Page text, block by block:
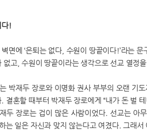
다!
면에 ‘은퇴는 없다, 수원이 땅끝이다!’라는
없고, 수원이 땅끝이라는 생각으로 선교 열정
박재두 장로와 이명화 권사 부부의 오랜 기
결혼할 때부터 박재두 장로에게 “내가 돈 벌
두 장로는 겁이 많은 사람이었다. 선교는 아
는 일은 자신과 맞지 않는다고 여겼다. 그래서